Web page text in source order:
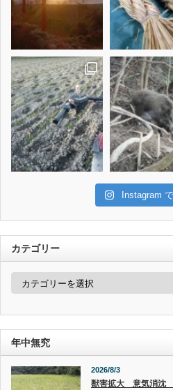
Instagram
カテゴリー
カ
ー
年中無究
2026/8/3
獣害拡大 意気消沈